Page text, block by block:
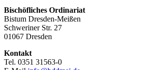
Bischöfliches Ordinariat
Bistum Dresden-Meißen
Schweriner Str. 27
01067 Dresden
Kontakt
Tel. 0351 31563-0